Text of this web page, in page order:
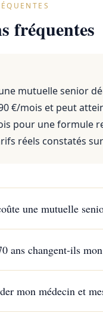
fréquentes
mutuelle senior
€/mois et peut
pour une formule
réels constatés
une mutuelle
ans changent-ils
mon médecin et